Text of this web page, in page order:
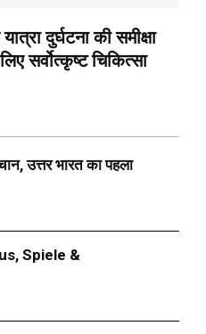
दुर्घटना की समीक्षा
सर्वोत्कृष्ट चिकित्सा
उत्तर भारत का पहला
Spiele &